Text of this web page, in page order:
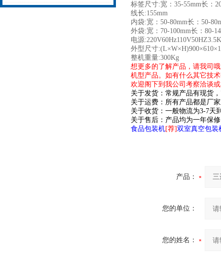
标签尺寸:宽：35-55mm长：
线长:155mm
内袋:宽：50-80mm长：50-
外袋:宽：70-100mm长：80-
电源
外型尺寸
整机重量:300Kg
想更多的了解产品，请我司
机型产品。如有什么其它技
欢迎阁下到我公司考察洽谈
关于发货：常规产品有现货
关于运费：所有产品都是厂
关于收货：一般物流为3-7天
关于售后：产品均为一年保
食品包装机[荐]双室真空包装
产品：
您的单位：
您的姓名：